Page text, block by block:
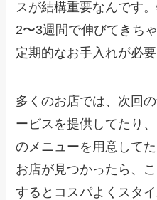
スが結構重要なんです
2〜3週間で伸びてきち
定期的なお手入れが必要
多くのお店では、次回
ービスを提供してたり
のメニューを用意して
お店が見つかったら、
するとコスパよくスタ